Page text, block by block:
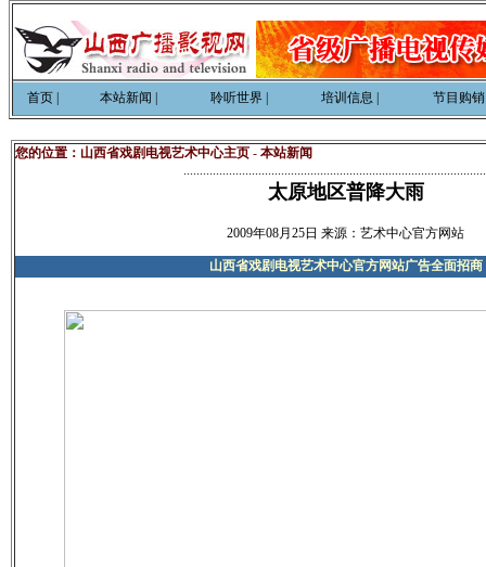
首页 本站新闻 聆听世界 培训信息 节目购销
您的位置： 山西省戏剧电视艺术中心主页 - 本站新闻
太原地区普降大雨
2009年08月25日 来源：艺术中心官方网站
山西省戏剧电视艺术中心官方网站广告全面招商